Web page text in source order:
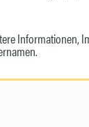
Informationen,